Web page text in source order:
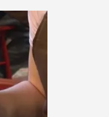
Сухие, без смывания
От перхоти и зуда
Для длинношерстных
Для короткошерстных
Для лысых
С хлоргексидином
Для белых кошек
Гипоаллергенный
Спреи и пудры